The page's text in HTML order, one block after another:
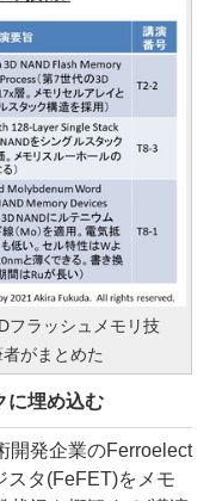
フラッシュメモリ技
がまとめた
に埋め込む
発企業のFerroelect
スタ(FeFET)をメモ